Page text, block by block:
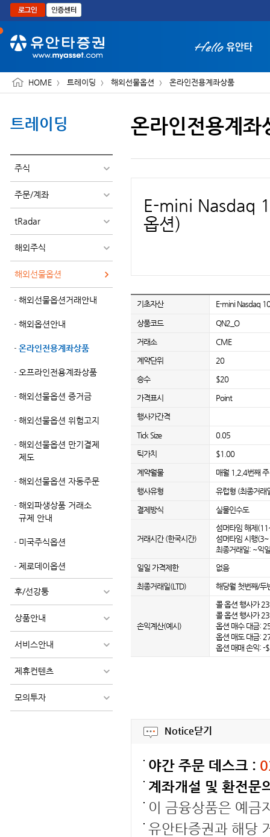
본문으로 바로가기
HOME 트레이딩 해외선물옵션 온라인전용계좌상품
트레이딩
주식
주문/계좌
tRadar
해외주식
해외선물옵션
해외선물옵션거래안내
해외옵션안내
온라인전용계좌상품
오프라인전용계좌상품
해외선물옵션 증거금
해외선물옵션 위험고지
해외선물옵션 만기결제
제도
해외선물옵션 자동주문
해외파생상품 거래소
규제 안내
미국주식옵션
제로데이옵션
후/선강퉁
상품안내
서비스안내
제휴컨텐츠
모의투자
온라인전용계좌
E-mini Nasdaq
옵션)
기초자산 E-mini Nasdaq
상품코드 QN2_O
거래소 CME
계약단위 20
승수 $20
가격표시 Point
행사가간격
Tick Size 0.05
틱가치 $1.00
계약월물 매월 1,2,4번째
행사유형 유럽형 (최종거래
결제방식 실물인수도
거래시간 (한국시간)
섬머타임 해제
섬머타임 시행
최종거래일: ~익
일일 가격제한
없음
최종거래일(LTD) 해당월 첫번째/두
손익계산(예시)
콜 옵션 행사가
콜 옵션 행사가
옵션 매수 대금:
옵션 매도 대금:
옵션 매매 손익:
Notice닫기
야간 주문 데스크 :
계좌개설 및 환전문
이 금융상품은 예금
유안타증권과 해당